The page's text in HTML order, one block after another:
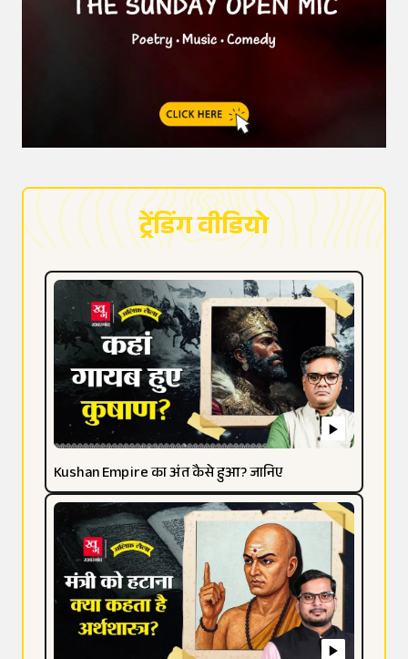
ट्रेंडिंग वीडियो
Kushan Empire का अंत कैसे हुआ? जानिए